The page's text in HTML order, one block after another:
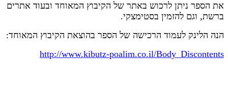
את הספר ניתן לרכוש באתר של הקיבוץ המאוחד ובעוד אתרים
ברשת, וגם להזמין בסטימצקי.
הנה הלינק לעמוד הרכישה של הספר בהוצאת הקיבוץ המאוחד:
http://www.kibutz-poalim.co.il/Body_Discontents